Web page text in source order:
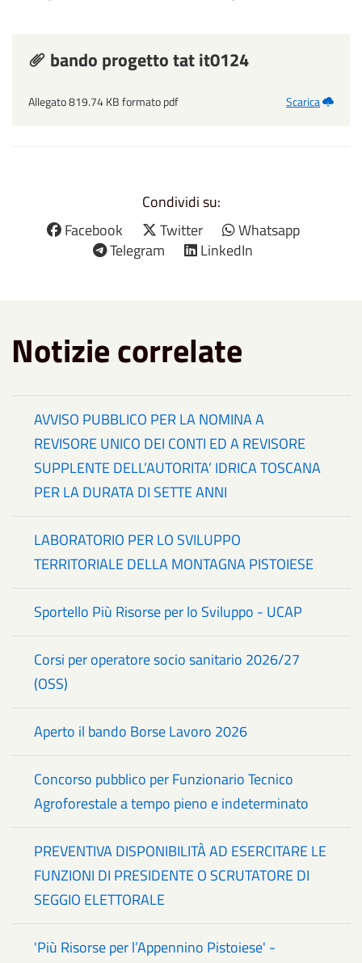
bando progetto tat it0124
Allegato 819.74 KB formato pdf Scarica
Condividi su:
Facebook
Twitter
Whatsapp
Telegram
LinkedIn
Notizie correlate
AVVISO PUBBLICO PER LA NOMINA A
REVISORE UNICO DEI CONTI ED A REVISORE
SUPPLENTE DELL’AUTORITA’ IDRICA TOSCANA
PER LA DURATA DI SETTE ANNI
LABORATORIO PER LO SVILUPPO
TERRITORIALE DELLA MONTAGNA PISTOIESE
Sportello Più Risorse per lo Sviluppo - UCAP
Corsi per operatore socio sanitario 2026/27
(OSS)
Aperto il bando Borse Lavoro 2026
Concorso pubblico per Funzionario Tecnico
Agroforestale a tempo pieno e indeterminato
PREVENTIVA DISPONIBILITÀ AD ESERCITARE LE
FUNZIONI DI PRESIDENTE O SCRUTATORE DI
SEGGIO ELETTORALE
'Più Risorse per l’Appennino Pistoiese' -